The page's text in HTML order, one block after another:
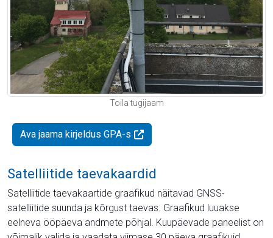
Toila tugijaam
Ava jaama kirjeldus GPA-s
Satelliitide taevakaardid
Satelliitide taevakaartide graafikud näitavad GNSS-
satelliitide suunda ja kõrgust taevas. Graafikud luuakse
eelneva ööpäeva andmete põhjal. Kuupäevade paneelist on